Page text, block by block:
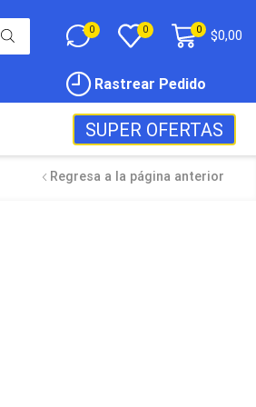
0 0 0 $0,00
Rastrear Pedido
SUPER OFERTAS
Regresa a la página anterior